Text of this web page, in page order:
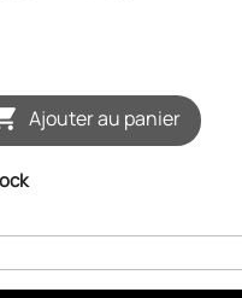
Ajouter au panier